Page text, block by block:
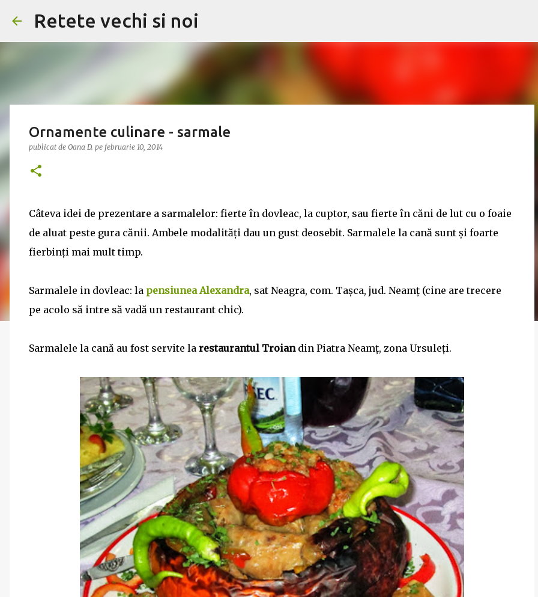
Retete vechi si noi
Ornamente culinare - sarmale
publicat de Oana D. pe februarie 10, 2014
Câteva idei de prezentare a sarmalelor: fierte în dovleac, la cuptor, sau fierte în căni de lut cu o foaie
de aluat peste gura cănii. Ambele modalități dau un gust deosebit. Sarmalele la cană sunt și foarte
fierbinți mai mult timp.
Sarmalele in dovleac: la pensiunea Alexandra, sat Neagra, com. Tașca, jud. Neamț (cine are trecere
pe acolo să intre să vadă un restaurant chic).
Sarmalele la cană au fost servite la restaurantul Troiandin Piatra Neamț, zona Ursuleți.